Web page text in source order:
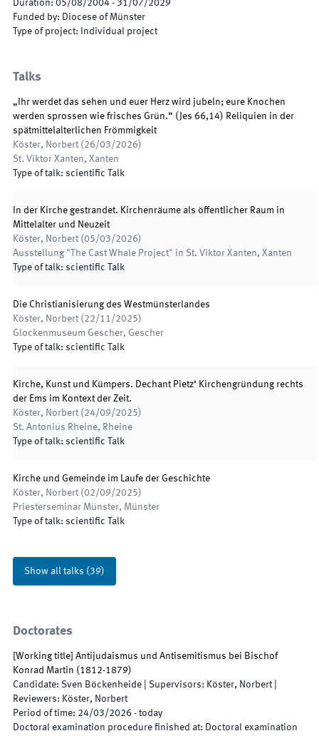
Duration: 05/08/2004 - 31/07/2029
Funded by: Diocese of Münster
Type of project: Individual project
Talks
„Ihr werdet das sehen und euer Herz wird jubeln; eure Knochen
werden sprossen wie frisches Grün.“ (Jes 66,14) Reliquien in der
spätmittelalterlichen Frömmigkeit
Köster, Norbert ( 26/03/2026)
St. Viktor Xanten, Xanten
Type of talk: scientific Talk
In der Kirche gestrandet. Kirchenräume als öffentlicher Raum in
Mittelalter und Neuzeit
Köster, Norbert (05/03/2026)
Ausstellung "The Cast Whale Project" in St. Viktor Xanten, Xanten
Type of talk: scientific Talk
Die Christianisierung des Westmünsterlandes
Köster, Norbert ( 22/11/2025)
Glockenmuseum Gescher, Gescher
Type of talk: scientific Talk
Kirche, Kunst und Kümpers. Dechant Pietz‘ Kirchengründung rechts
der Ems im Kontext der Zeit.
Köster, Norbert ( 24/09/2025)
St. Antonius Rheine, Rheine
Type of talk: scientific Talk
Kirche und Gemeinde im Laufe der Geschichte
Köster, Norbert (02/09/2025)
Priesterseminar Münster, Münster
Type of talk: scientific Talk
Show all talks (39)
Doctorates
Working title Antijudaismus und Antisemitismus bei Bischof
Konrad Martin (1812-1879)
Candidate: Sven Böckenheide Supervisors: Köster, Norbert
Reviewers: Köster, Norbert
Period of time: 24/03/2026 - today
Doctoral examination procedure finished at: Doctoral examination